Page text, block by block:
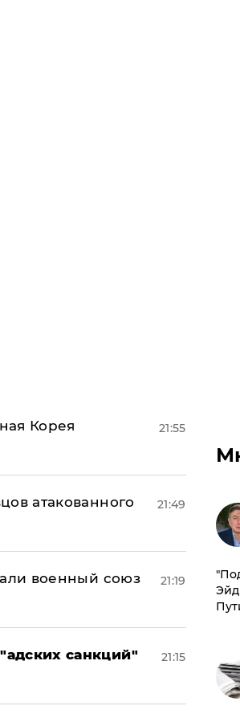
Корея
21:55
атакованного
21:49
военный союз
21:19
санкций"
21:15